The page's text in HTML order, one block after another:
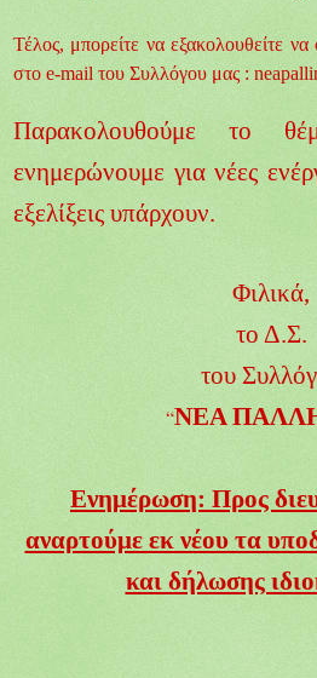
Τέλος, μπορείτε να εξακολουθείτε
στο e-mail του Συλλόγου μας :
Παρακολουθούμε το
ενημερώνουμε για νέες
εξελίξεις υπάρχουν.
Φιλικά,
το Δ.Σ.
του
“ΝΕΑ
Ενημέρωση: Προς
αναρτούμε εκ νέου τα
και δήλωσης